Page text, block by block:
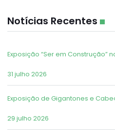
Notícias Recentes
Exposição “Ser em Construção”
31 julho 2026
Exposição de Gigantones e
29 julho 2026